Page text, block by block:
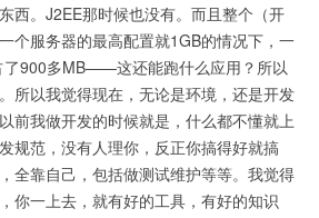
西。J2EE那时候也没有。而且整个（开
个服务器的最高配置就1GB的情况下，一
了900多MB——这还能跑什么应用？所以
所以我觉得现在，无论是环境，还是开发
前我做开发的时候就是，什么都不懂就上
规范，没有人理你，反正你搞得好就搞
全靠自己，包括做测试维护等等。我觉得
你一上去，就有好的工具，有好的知识